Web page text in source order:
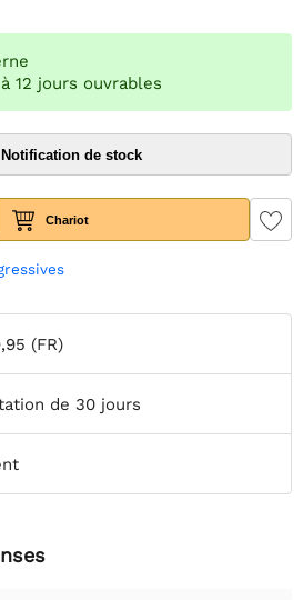
12 jours ouvrables
Notification de stock
Chariot
(FR)
de 30 jours